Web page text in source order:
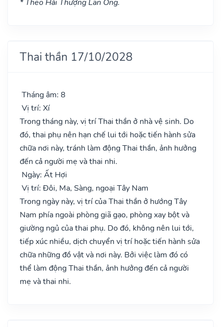
* Theo Hải Thượng Lãn Ông.
Thai thần 17/10/2028
Tháng âm: 8
Vị trí: Xí
Trong tháng này, vị trí Thai thần ở nhà vệ sinh. Do
đó, thai phụ nên hạn chế lui tới hoặc tiến hành sửa
chữa nơi này, tránh làm động Thai thần, ảnh hưởng
đến cả người mẹ và thai nhi.
Ngày: Ất Hợi
Vị trí: Đôi, Ma, Sàng, ngoại Tây Nam
Trong ngày này, vị trí của Thai thần ở hướng Tây
Nam phía ngoài phòng giã gạo, phòng xay bột và
giường ngủ của thai phụ. Do đó, không nên lui tới,
tiếp xúc nhiều, dịch chuyển vị trí hoặc tiến hành sửa
chữa những đồ vật và nơi này. Bởi việc làm đó có
thể làm động Thai thần, ảnh hưởng đến cả người
mẹ và thai nhi.